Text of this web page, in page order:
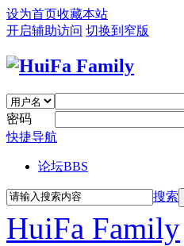
设为首页收藏本站
开启辅助访问 切换到窄版
密码
快捷导航
论坛BBS
搜索
HuiFa Family